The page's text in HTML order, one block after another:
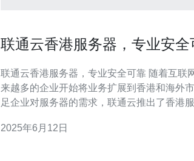
联通云香港服务器，专业安全
联通云香港服务器，专业安全可靠 随着互联网的发展，越
来越多的企业开始将业务扩展到香港和海外
足企业对服务器的需求，联通云推出了香港
团队，为客户提供高质量的服务器租用和运维
2025年6月12日